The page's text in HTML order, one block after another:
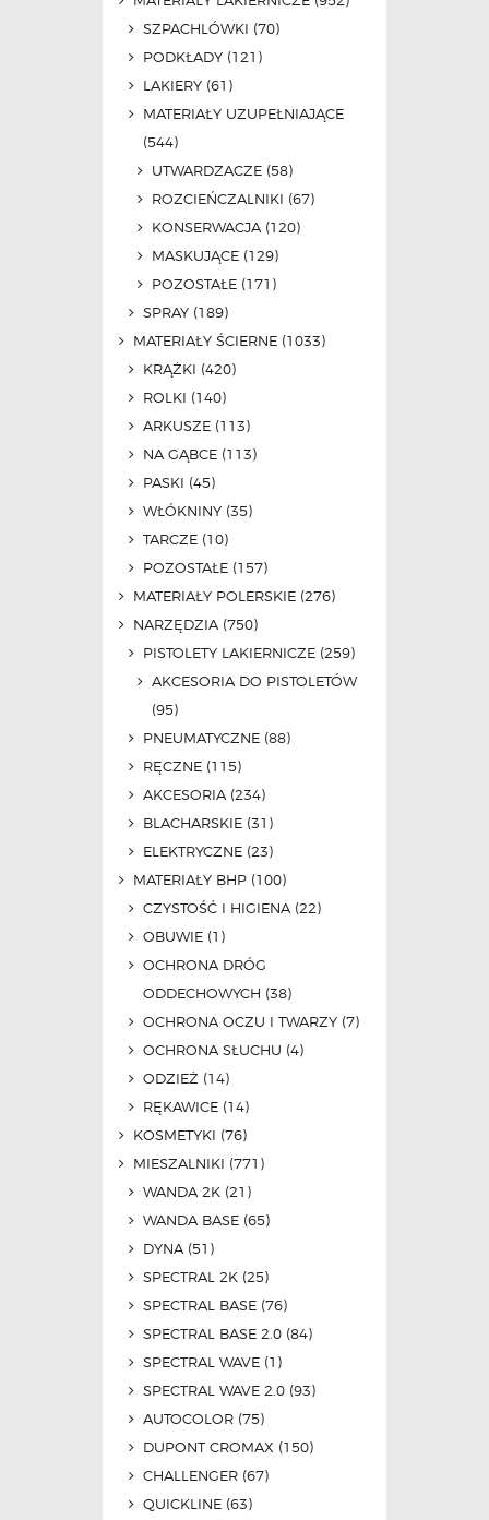
SZPACHLÓWKI (70)
PODKŁADY (121)
LAKIERY (61)
MATERIAŁY UZUPEŁNIAJĄCE
(544)
UTWARDZACZE (58)
ROZCIEŃCZALNIKI (67)
KONSERWACJA (120)
MASKUJĄCE (129)
POZOSTAŁE (171)
SPRAY (189)
MATERIAŁY ŚCIERNE (1033)
KRĄŻKI (420)
ROLKI (140)
ARKUSZE (113)
NA GĄBCE (113)
PASKI (45)
WŁÓKNINY (35)
TARCZE (10)
POZOSTAŁE (157)
MATERIAŁY POLERSKIE (276)
NARZĘDZIA (750)
PISTOLETY LAKIERNICZE (259)
AKCESORIA DO PISTOLETÓW
(95)
PNEUMATYCZNE (88)
RĘCZNE (115)
AKCESORIA (234)
BLACHARSKIE (31)
ELEKTRYCZNE (23)
MATERIAŁY BHP (100)
CZYSTOŚĆ I HIGIENA (22)
OBUWIE (1)
OCHRONA DRÓG
ODDECHOWYCH (38)
OCHRONA OCZU I TWARZY (7)
OCHRONA SŁUCHU (4)
ODZIEŻ (14)
RĘKAWICE (14)
KOSMETYKI (76)
MIESZALNIKI (771)
WANDA 2K (21)
WANDA BASE (65)
DYNA (51)
SPECTRAL 2K (25)
SPECTRAL BASE (76)
SPECTRAL BASE 2.0 (84)
SPECTRAL WAVE (1)
SPECTRAL WAVE 2.0 (93)
AUTOCOLOR (75)
DUPONT CROMAX (150)
CHALLENGER (67)
QUICKLINE (63)